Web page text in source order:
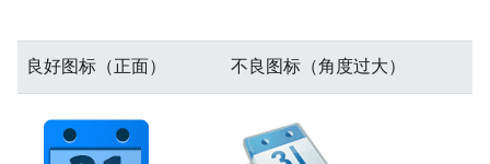
良好图标（正面） 不良图标（角度过大）